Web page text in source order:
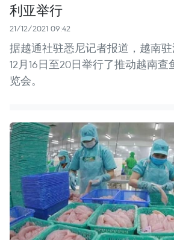
利亚举行
21/12/2021 09:42
据越通社驻悉尼记者报道，越南
12月16日至20日举行了推动越南
览会。